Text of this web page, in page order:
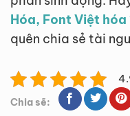
Hóa, Font Việt hóa
quên chia sẻ tài
Chia sẽ: